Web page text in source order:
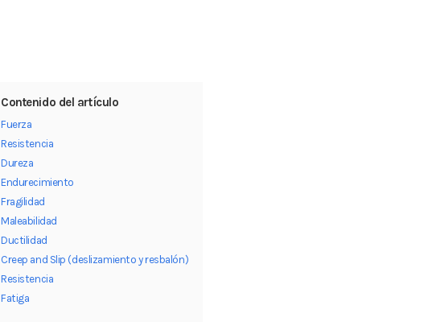
Contenido del artículo
Fuerza
Resistencia
Dureza
Endurecimiento
Fragilidad
Maleabilidad
Ductilidad
Creep and Slip (deslizamiento y resbalón)
Resistencia
Fatiga